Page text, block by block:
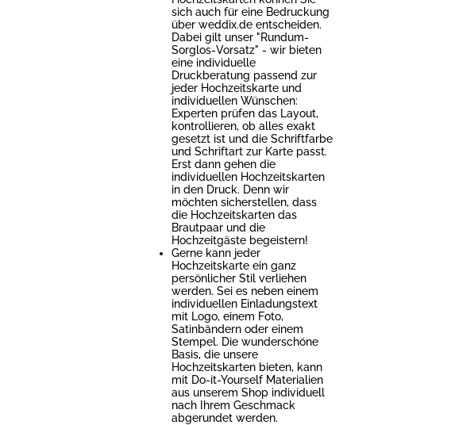
sich auch für eine Bedruckung
über weddix.de entscheiden.
Dabei gilt unser "Rundum-
Sorglos-Vorsatz" - wir bieten
eine individuelle
Druckberatung passend zur
jeder Hochzeitskarte und
individuellen Wünschen:
Experten prüfen das Layout,
kontrollieren, ob alles exakt
gesetzt ist und die Schriftfarbe
und Schriftart zur Karte passt.
Erst dann gehen die
individuellen Hochzeitskarten
in den Druck. Denn wir
möchten sicherstellen, dass
die Hochzeitskarten das
Brautpaar und die
Hochzeitgäste begeistern!
Gerne kann jeder
Hochzeitskarte ein ganz
persönlicher Stil verliehen
werden. Sei es neben einem
individuellen Einladungstext
mit Logo, einem Foto,
Satinbändern oder einem
Stempel. Die wunderschöne
Basis, die unsere
Hochzeitskarten bieten, kann
mit Do-it-Yourself Materialien
aus unserem Shop individuell
nach Ihrem Geschmack
abgerundet werden.